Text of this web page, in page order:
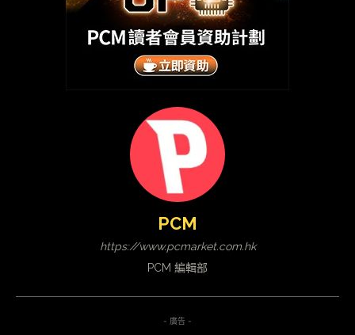
PCM
https://www.pcmarket.com.hk
PCM 編輯部
- 廣告 -